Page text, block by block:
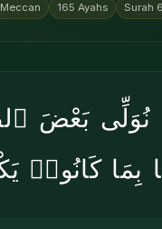
Meccan 165 Ayahs Surah 6
نُوَلِّى بَعْضَ
كَانُوا۟